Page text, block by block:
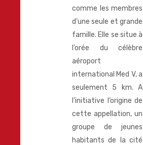
comme les membres
d’une seule et grande
famille. Elle se situe à
l’orée du célèbre
aéroport
international Med V, a
seulement 5 km. A
l’initiative l’origine de
cette appellation, un
groupe de jeunes
habitants de la cité